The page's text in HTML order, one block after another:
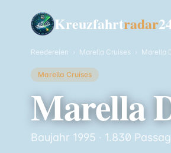
Kreuzfahrtradar
Reedereien › Marella Cruises › Marella
Marella Cruises
Marella
Baujahr 1995 · 1.830